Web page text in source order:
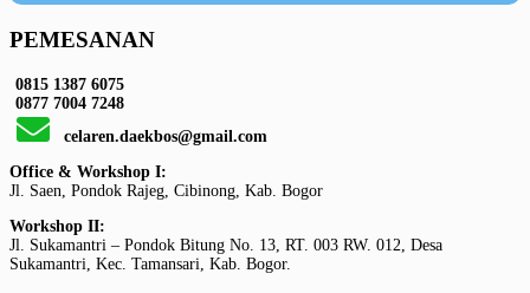
PEMESANAN
0815 1387 6075
0877 7004 7248
celaren.daekbos@gmail.com
Office & Workshop I:
Jl. Saen, Pondok Rajeg, Cibinong, Kab. Bogor
Workshop II:
Jl. Sukamantri – Pondok Bitung No. 13, RT. 003 RW. 012, Desa
Sukamantri, Kec. Tamansari, Kab. Bogor.